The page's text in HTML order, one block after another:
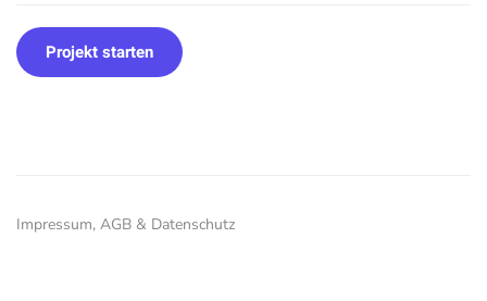
Projekt starten
Impressum, AGB & Datenschutz